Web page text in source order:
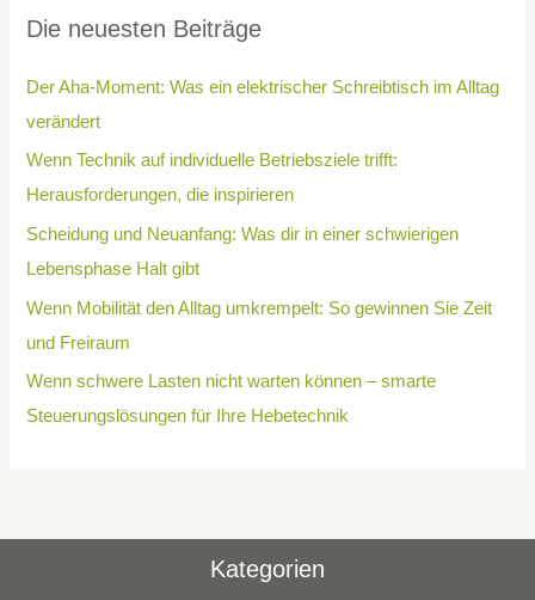
Die neuesten Beiträge
Der Aha-Moment: Was ein elektrischer Schreibtisch im Alltag
verändert
Wenn Technik auf individuelle Betriebsziele trifft:
Herausforderungen, die inspirieren
Scheidung und Neuanfang: Was dir in einer schwierigen
Lebensphase Halt gibt
Wenn Mobilität den Alltag umkrempelt: So gewinnen Sie Zeit
und Freiraum
Wenn schwere Lasten nicht warten können – smarte
Steuerungslösungen für Ihre Hebetechnik
Kategorien